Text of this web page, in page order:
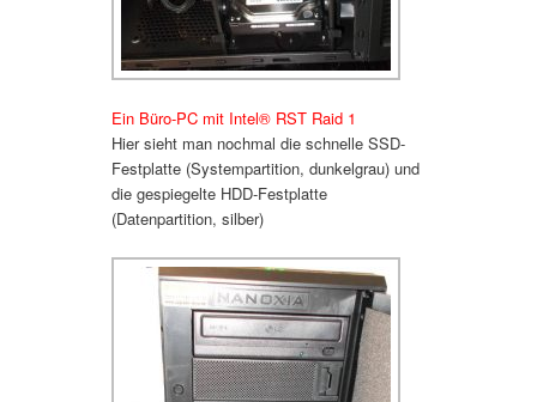
Ein Büro-PC mit Intel® RST Raid 1
Hier sieht man nochmal die schnelle SSD-
Festplatte (Systempartition, dunkelgrau) und
die gespiegelte HDD-Festplatte
(Datenpartition, silber)